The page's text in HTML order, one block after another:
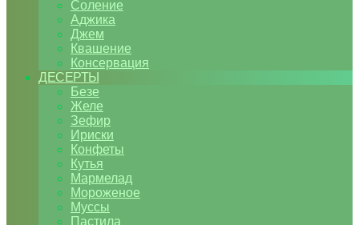
Соление
Аджика
Джем
Квашение
Консервация
ДЕСЕРТЫ
Безе
Желе
Зефир
Ириски
Конфеты
Кутья
Мармелад
Мороженое
Муссы
Пастила